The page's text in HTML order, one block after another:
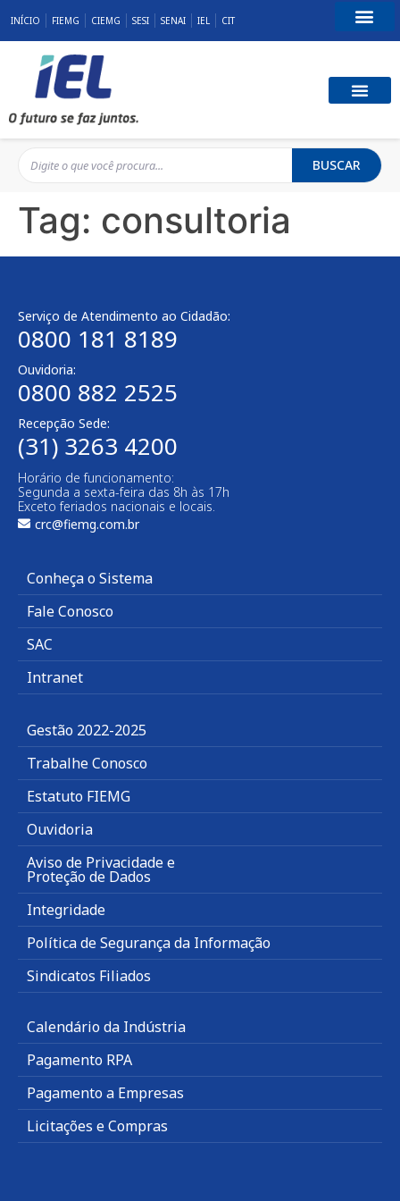
INÍCIO FIEMG CIEMG SESI SENAI IEL CIT
BUSCAR
Tag: consultoria
Serviço de Atendimento ao Cidadão:
0800 181 8189
Ouvidoria:
0800 882 2525
Recepção Sede:
(31) 3263 4200
Horário de funcionamento:
Segunda a sexta-feira das 8h às 17h
Exceto feriados nacionais e locais.
crc@fiemg.com.br
Conheça o Sistema
Fale Conosco
SAC
Intranet
Gestão 2022-2025
Trabalhe Conosco
Estatuto FIEMG
Ouvidoria
Aviso de Privacidade e
Proteção de Dados
Integridade
Política de Segurança da Informação
Sindicatos Filiados
Calendário da Indústria
Pagamento RPA
Pagamento a Empresas
Licitações e Compras